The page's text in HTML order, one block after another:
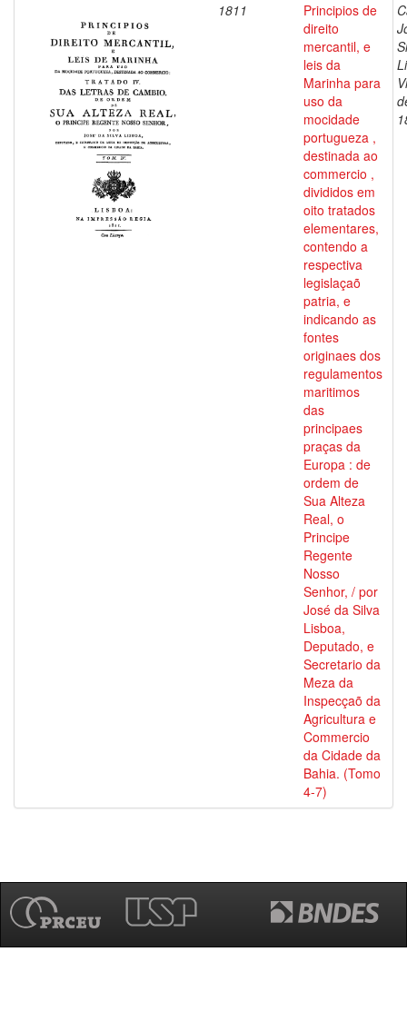
1811
Principios de
direito
mercantil, e
leis da
Marinha para
uso da
mocidade
portugueza ,
destinada ao
commercio ,
divididos em
oito tratados
elementares,
contendo a
respectiva
legislaçaõ
patria, e
indicando as
fontes
originaes dos
regulamentos
maritimos
das
principaes
praças da
Europa : de
ordem de
Sua Alteza
Real, o
Principe
Regente
Nosso
Senhor, / por
José da Silva
Lisboa,
Deputado, e
Secretario da
Meza da
Inspecçaõ da
Agricultura e
Commercio
da Cidade da
Bahia. (Tomo
4-7)